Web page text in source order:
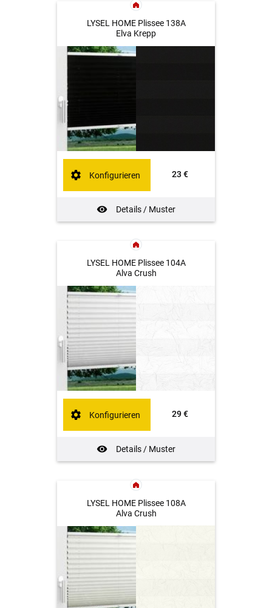
LYSEL HOME Plissee 138A
Elva Krepp
23 €
Details / Muster
Konfigurieren
LYSEL HOME Plissee 104A
Alva Crush
29 €
Details / Muster
Konfigurieren
LYSEL HOME Plissee 108A
Alva Crush